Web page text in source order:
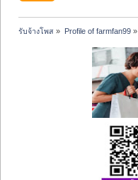
รับจ้างโพส » Profile of farmfan99»